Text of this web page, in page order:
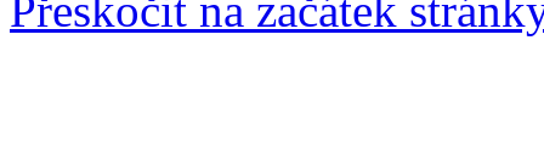
Přeskočit na začátek